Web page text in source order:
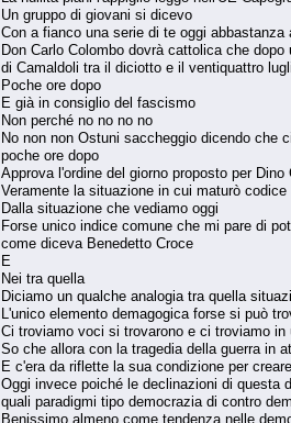
Un gruppo di giovani si dicevo
Con a fianco una serie di te oggi
Don Carlo Colombo dovrà cattolica che
di Camaldoli tra il diciotto e il ventiquattro
Poche ore dopo
E già in consiglio del fascismo
Non perché no no no no
No non non Ostuni saccheggio dicendo che
poche ore dopo
Approva l'ordine del giorno proposto per
Veramente la situazione in cui maturò
Dalla situazione che vediamo oggi
Forse unico indice comune che mi pare di
come diceva Benedetto Croce
E
Nei tra quella
Diciamo un qualche analogia tra quella
L'unico elemento demagogica forse si può
Ci troviamo voci si trovarono e ci troviamo
So che allora con la tragedia della guerra in
E c'era da riflette la sua condizione per
Oggi invece poiché le declinazioni di questa
quali paradigmi tipo democrazia di contro
Benissimo almeno come tendenza nelle